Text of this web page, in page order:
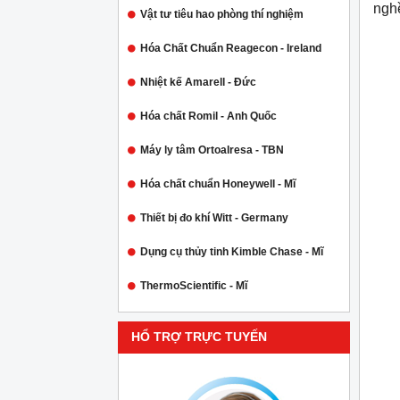
Vật tư tiêu hao phòng thí nghiệm
Hóa Chất Chuẩn Reagecon - Ireland
Nhiệt kế Amarell - Đức
Hóa chất Romil - Anh Quốc
Máy ly tâm Ortoalresa - TBN
Hóa chất chuẩn Honeywell - Mĩ
Thiết bị đo khí Witt - Germany
Dụng cụ thủy tinh Kimble Chase - Mĩ
ThermoScientific - Mĩ
HỔ TRỢ TRỰC TUYẾN